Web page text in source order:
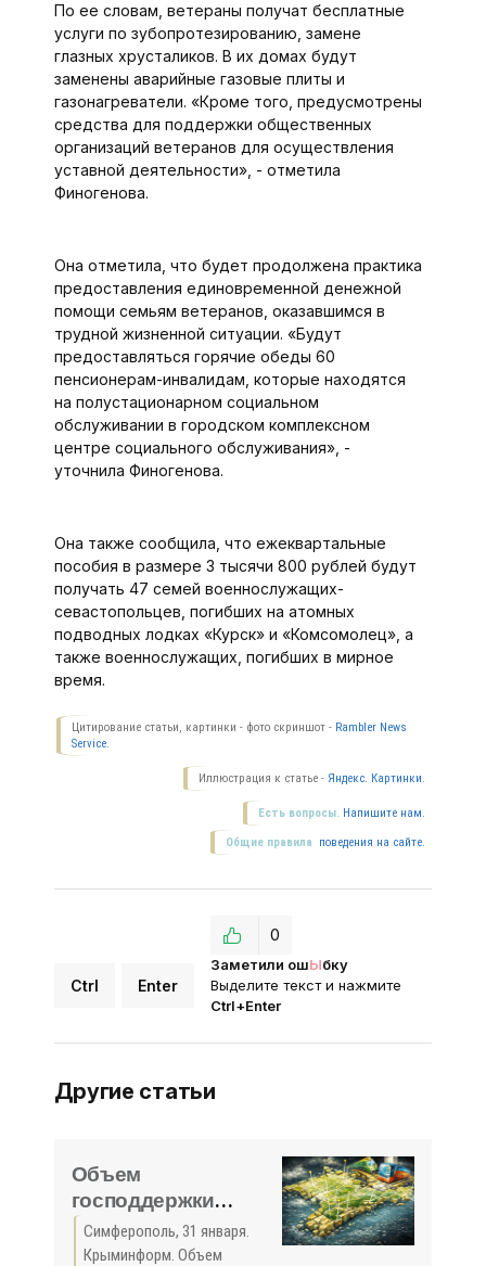
По ее словам, ветераны получат бесплатные
услуги по зубопротезированию, замене
глазных хрусталиков. В их домах будут
заменены аварийные газовые плиты и
газонагреватели. «Кроме того, предусмотрены
средства для поддержки общественных
организаций ветеранов для осуществления
уставной деятельности», - отметила
Финогенова.
Она отметила, что будет продолжена практика
предоставления единовременной денежной
помощи семьям ветеранов, оказавшимся в
трудной жизненной ситуации. «Будут
предоставляться горячие обеды 60
пенсионерам-инвалидам, которые находятся
на полустационарном социальном
обслуживании в городском комплексном
центре социального обслуживания», -
уточнила Финогенова.
Она также сообщила, что ежеквартальные
пособия в размере 3 тысячи 800 рублей будут
получать 47 семей военнослужащих-
севастопольцев, погибших на атомных
подводных лодках «Курск» и «Комсомолец», а
также военнослужащих, погибших в мирное
время.
Цитирование статьи, картинки - фото скриншот - Rambler News
Service.
Иллюстрация к статье - Яндекс. Картинки.
Есть вопросы. Напишите нам.
Общие правила поведения на сайте.
Ctrl Enter
Заметили ошЫбку
Выделите текст и нажмите
Ctrl+Enter
0
Другие статьи
Объем
господдержки
сельского
хозяйства Крыма в
Симферополь, 31 января.
Крыминформ. Объем